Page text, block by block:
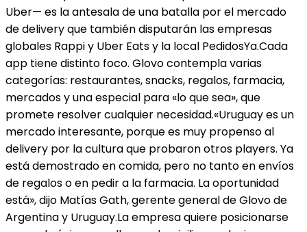
Uber— es la antesala de una batalla por el mercado
de delivery que también disputarán las empresas
globales Rappi y Uber Eats y la local PedidosYa.Cada
app tiene distinto foco. Glovo contempla varias
categorías: restaurantes, snacks, regalos, farmacia,
mercados y una especial para «lo que sea», que
promete resolver cualquier necesidad.«Uruguay es un
mercado interesante, porque es muy propenso al
delivery por la cultura que probaron otros players. Ya
está demostrado en comida, pero no tanto en envíos
de regalos o en pedir a la farmacia. La oportunidad
está», dijo Matías Gath, gerente general de Glovo de
Argentina y Uruguay.La empresa quiere posicionarse